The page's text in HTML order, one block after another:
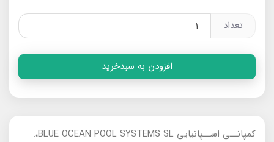
تعداد
افزودن به سبدخرید
کمپانــی اســپانیایی BLUE OCEAN POOL SYSTEMS SL،.